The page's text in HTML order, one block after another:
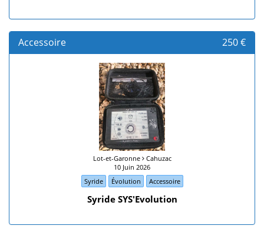
Accessoire 250 €
Lot-et-Garonne Cahuzac
10 Juin 2026
Syride
Évolution Accessoire
Syride SYS'Evolution